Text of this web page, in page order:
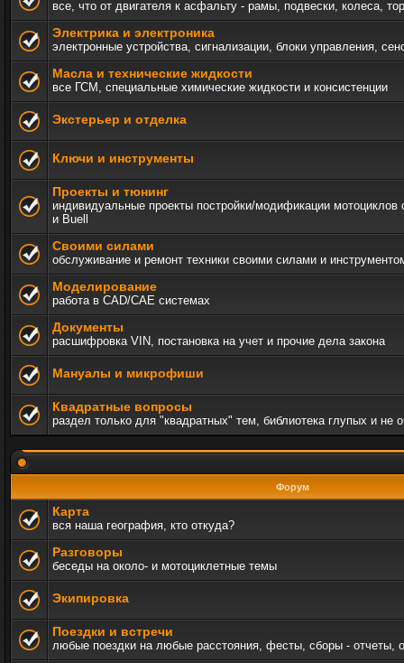
все, что от двигателя к асфальту - рамы, подвески, колеса,
Электрика и электроника
электронные устройства, сигнализации, блоки управления,
Масла и технические жидкости
все ГСМ, специальные химические жидкости и консистенции
Экстерьер и отделка
Ключи и инструменты
Проекты и тюнинг
индивидуальные проекты постройки/модификации мотоциклов
и Buell
Своими силами
обслуживание и ремонт техники своими силами и
Моделирование
работа в CAD/CAE системах
Документы
расшифровка VIN, постановка на учет и прочие дела закона
Мануалы и микрофиши
Квадратные вопросы
раздел только для "квадратных" тем, библиотека глупых и не
Форум
Карта
вся наша география, кто откуда?
Разговоры
беседы на около- и мотоциклетные темы
Экипировка
Поездки и встречи
любые поездки на любые расстояния, фесты, сборы - отчеты,